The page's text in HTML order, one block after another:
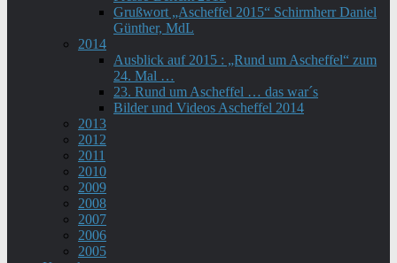
Grußwort „Ascheffel 2015“ Schirmherr Daniel
Günther, MdL
2014
Ausblick auf 2015 : „Rund um Ascheffel“ zum
24. Mal …
23. Rund um Ascheffel … das war´s
Bilder und Videos Ascheffel 2014
2013
2012
2011
2010
2009
2008
2007
2006
2005